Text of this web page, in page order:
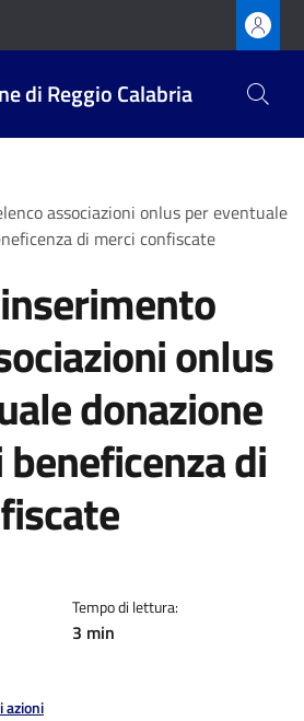
di Reggio Calabria
associazioni onlus per eventuale
di merci confiscate
onlus
donazione
di
Tempo di lettura:
3 min
azioni